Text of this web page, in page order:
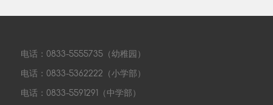
电话：0833-5555735 （幼稚园）
电话：0833-5362222 （小学部）
电话：0833-5591291 （中学部）